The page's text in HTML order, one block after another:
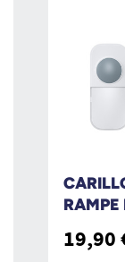
RAMPE
19,90